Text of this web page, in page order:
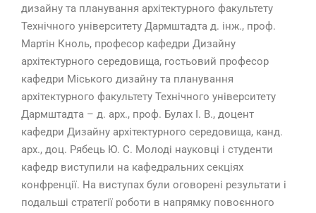
дизайну та планування архітектурного факультету
Технічного університету Дармштадта д. інж., проф.
Мартін Кноль, професор кафедри Дизайну
архітектурного середовища, гостьовий професор
кафедри Міського дизайну та планування
архітектурного факультету Технічного університету
Дармштадта – д. арх., проф. Булах І. В., доцент
кафедри Дизайну архітектурного середовища, канд.
арх., доц. Рябець Ю. С. Молоді науковці і студенти
кафедр виступили на кафедральних секціях
конфренції. На виступах були оговорені результати і
подальші стратегії роботи в напрямку повоєнного